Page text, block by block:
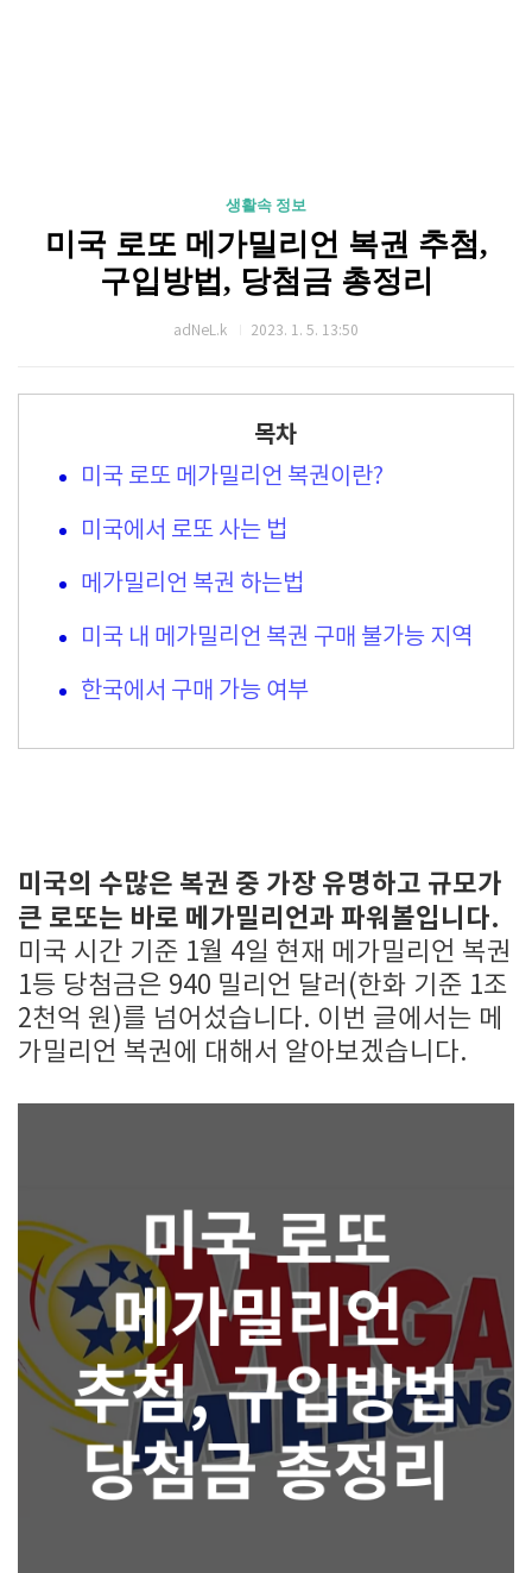
생활속 정보
미국 로또 메가밀리언 복권 추첨,
구입방법, 당첨금 총정리
adNeL.k 2023. 1. 5. 13:50
목차
미국 로또 메가밀리언 복권이란?
미국에서 로또 사는 법
메가밀리언 복권 하는법
미국 내 메가밀리언 복권 구매 불가능 지역
한국에서 구매 가능 여부
미국의 수많은 복권 중 가장 유명하고 규모가
큰 로또는 바로 메가밀리언과 파워볼입니다.
미국 시간 기준 1월 4일 현재 메가밀리언 복권
1등 당첨금은 940 밀리언 달러(한화 기준 1조
2천억 원)를 넘어섰습니다. 이번 글에서는 메
가밀리언 복권에 대해서 알아보겠습니다.